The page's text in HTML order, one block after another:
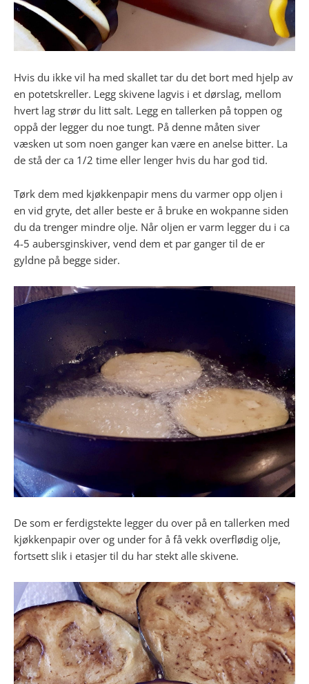
Hvis du ikke vil ha med skallet tar du det bort med hjelp av
en potetskreller. Legg skivene lagvis i et dørslag, mellom
hvert lag strør du litt salt. Legg en tallerken på toppen og
oppå der legger du noe tungt. På denne måten siver
væsken ut som noen ganger kan være en anelse bitter. La
de stå der ca 1/2 time eller lenger hvis du har god tid.
Tørk dem med kjøkkenpapir mens du varmer opp oljen i
en vid gryte, det aller beste er å bruke en wokpanne siden
du da trenger mindre olje. Når oljen er varm legger du i ca
4-5 aubersginskiver, vend dem et par ganger til de er
gyldne på begge sider.
De som er ferdigstekte legger du over på en tallerken med
kjøkkenpapir over og under for å få vekk overflødig olje,
fortsett slik i etasjer til du har stekt alle skivene.